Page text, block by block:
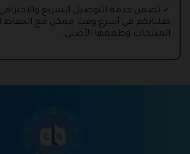
تضمن خدمة التوصيل السريع
طلباتكم في أسرع وقت ممكن مع الحفاظ
المنتجات وطعمها الأصلي.